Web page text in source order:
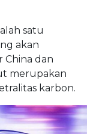
satu
akan
dan
merupakan
karbon.